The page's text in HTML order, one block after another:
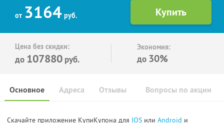
от 3164 руб.
Цена без скидки:
до 107880 руб.
Экономия:
до 30%
Основное Отзывы Вопросы по акции
Адреса
Скачайте приложение КупиКупона для IOS или Android и